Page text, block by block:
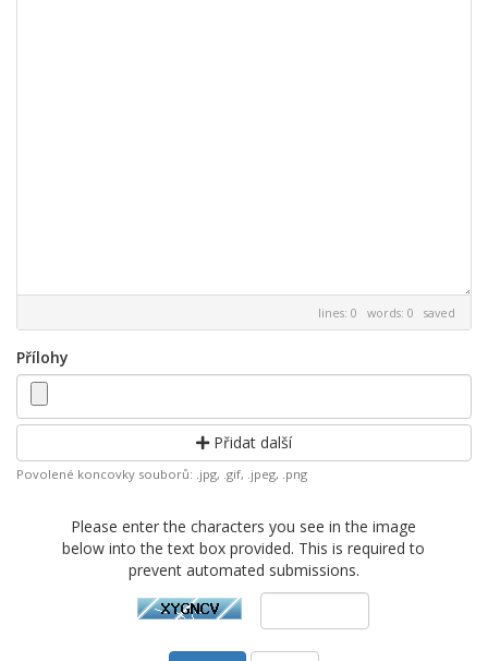
lines: 0 words: 0 saved
Přílohy
Přidat další
Povolené koncovky souborů: .jpg, .gif, .jpeg, .png
Please enter the characters you see in the image
below into the text box provided. This is required to
prevent automated submissions.